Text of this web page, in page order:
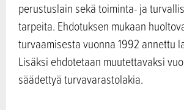
perustuslain sekä toiminta- ja
tarpeita. Ehdotuksen mukaan
turvaamisesta vuonna 1992 annettu
Lisäksi ehdotetaan muutettavaksi
säädettyä turvavarastolakia.